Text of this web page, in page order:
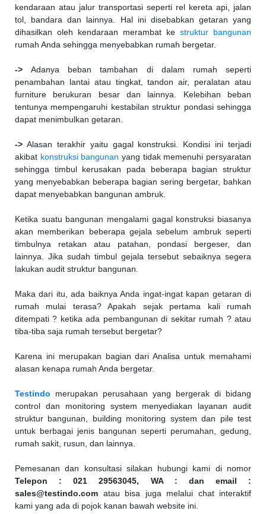
kendaraan atau jalur transportasi seperti rel kereta api, jalan
tol, bandara dan lainnya. Hal ini disebabkan getaran yang
dihasilkan oleh kendaraan merambat ke struktur bangunan
rumah Anda sehingga menyebabkan rumah bergetar.
->Adanya beban tambahan di dalam rumah seperti
penambahan lantai atau tingkat, tandon air, peralatan atau
furniture berukuran besar dan lainnya. Kelebihan beban
tentunya mempengaruhi kestabilan struktur pondasi sehingga
dapat menimbulkan getaran.
-> Alasan terakhir yaitu gagal konstruksi. Kondisi ini terjadi
akibat konstruksi bangunan yang tidak memenuhi persyaratan
sehingga timbul kerusakan pada beberapa bagian struktur
yang menyebabkan beberapa bagian sering bergetar, bahkan
dapat menyebabkan bangunan ambruk.
Ketika suatu bangunan mengalami gagal konstruksi biasanya
akan memberikan beberapa gejala sebelum ambruk seperti
timbulnya retakan atau patahan, pondasi bergeser, dan
lainnya. Jika sudah timbul gejala tersebut sebaiknya segera
lakukan audit struktur bangunan.
Maka dari itu, ada baiknya Anda ingat-ingat kapan getaran di
rumah mulai terasa? Apakah sejak pertama kali rumah
ditempati ? ketika ada pembangunan di sekitar rumah ? atau
tiba-tiba saja rumah tersebut bergetar?
Karena ini merupakan bagian dari Analisa untuk memahami
alasan kenapa rumah Anda bergetar.
Testindo merupakan perusahaan yang bergerak di bidang
control dan monitoring system menyediakan layanan audit
struktur bangunan, building monitoring system dan pile test
untuk berbagai jenis bangunan seperti perumahan, gedung,
rumah sakit, rusun, dan lainnya.
Pemesanan dan konsultasi silakan hubungi kami di nomor
Telepon : 021 29563045, WA : dan email :
sales@testindo.com atau bisa juga melalui chat interaktif
kami yang ada di pojok kanan bawah website ini.